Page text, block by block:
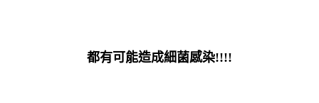
都有可能造成細菌感染!!!!